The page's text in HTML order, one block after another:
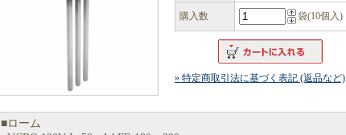
購入数 袋(10個入)
» 特定商取引法に基づく表記 (返品など)
■ローム